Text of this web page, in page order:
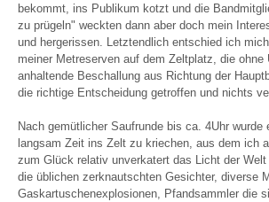
bekommt, ins Publikum kotzt und die
zu prügeln" weckten dann aber doch mein
und hergerissen. Letztendlich entschied ich
meiner Metreserven auf dem Zeltplatz, die ohne
anhaltende Beschallung aus Richtung der
die richtige Entscheidung getroffen und nichts
Nach gemütlicher Saufrunde bis ca. 4Uhr wurde
langsam Zeit ins Zelt zu kriechen, aus dem ich
zum Glück relativ unverkatert das Licht der
die üblichen zerknautschten Gesichter, diverse
Gaskartuschenexplosionen, Pfandsammler die